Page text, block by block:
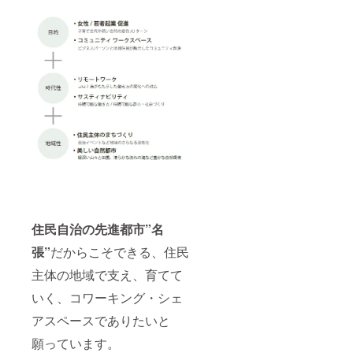
住民自治の先進都市”名
張”だからこそできる、住民
主体の地域で支え、育てて
いく、コワーキング・シェ
アスペースでありたいと
願っています。